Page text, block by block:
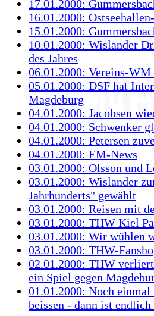
17.01.2000:
16.01.2000:
15.01.2000:
10.01.2000: Wislander
des Jahres
06.01.2000: Vereins-
05.01.2000: DSF hat
Magdeburg
04.01.2000: Jacobsen
04.01.2000: Schwenker
04.01.2000: Petersen
04.01.2000: EM-News
03.01.2000: Olsson und
03.01.2000: Wislander
Jahrhunderts" gewählt
03.01.2000: Reisen mit
03.01.2000: THW Kiel
03.01.2000: Wir wühlen
03.01.2000: THW-
02.01.2000: THW
ein Spiel gegen
01.01.2000: Noch
beissen - dann ist endlich